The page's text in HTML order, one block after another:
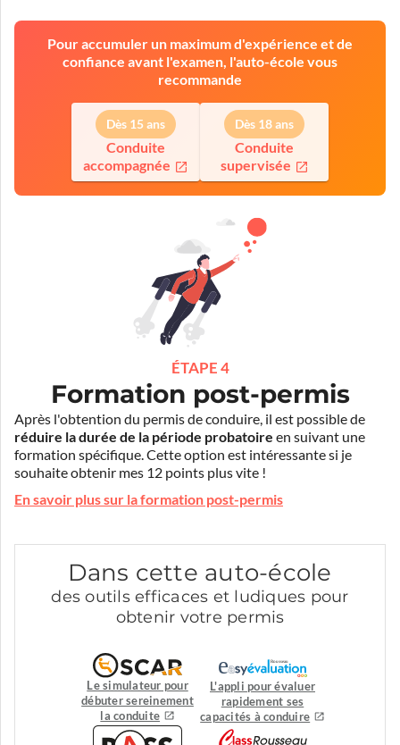
Pour accumuler un maximum d'expérience et de
confiance avant l'examen, l'auto-école vous
recommande
Dès 15 ans
Conduite
accompagnée
Dès 18 ans
Conduite
supervisée
ÉTAPE 4
Formation post-permis
Après l'obtention du permis de conduire, il est possible de
réduire la durée de la période probatoire en suivant une
formation spécifique. Cette option est intéressante si je
souhaite obtenir mes 12 points plus vite !
En savoir plus sur la formation post-permis
Dans cette auto-école
des outils efficaces et ludiques pour
obtenir votre permis
Le simulateur pour
débuter sereinement
la conduite
L'appli pour évaluer
rapidement ses
capacités à conduire